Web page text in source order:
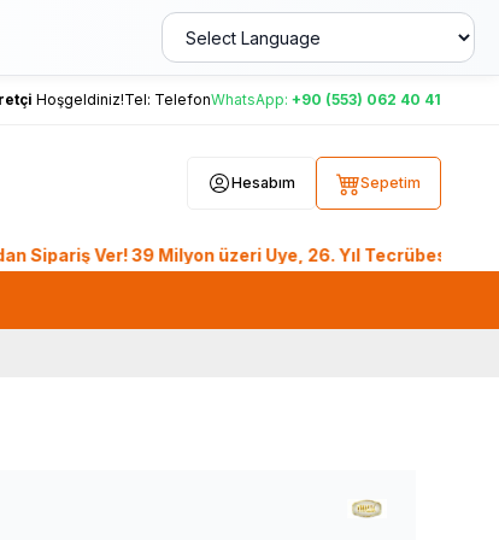
Hoşgeldiniz!Tel: TelefonWhatsApp: +90 (553) 062 40 41
Hesabım Sepetim
Ver! 39 Milyon üzeri Üye, 26. Yıl Tecrübesiyle